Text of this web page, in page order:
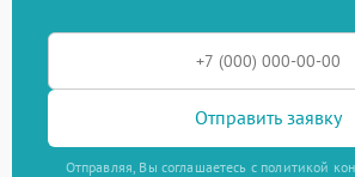
Отправить заявку
Отправляя, Вы соглашаетесь с политикой